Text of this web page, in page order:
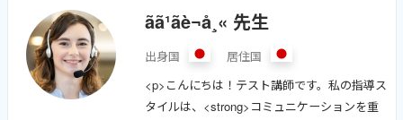
稿を100本。時にはメンタルフォâ¦
ープレッスンを開始して以来、12講座を通し
のプライベートレッスンが取りづらくて困っ
ている方、英検や英語の勉強法自体に悩みを
抱えていらっしゃる方、ぜひ私のグループレ
ãã¹ãè¬å¸« 先生
出身国
居住国
<p>こんにちは！テスト講師です。私の指導ス
タイルは、<strong>コミュニケーションを重